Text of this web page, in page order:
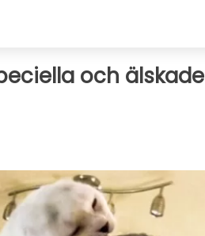
och älskade